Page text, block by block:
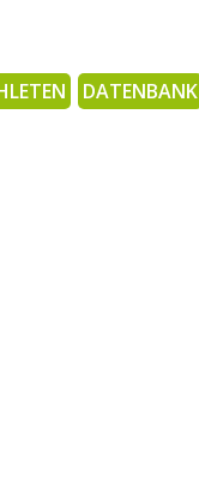
DATENBANK